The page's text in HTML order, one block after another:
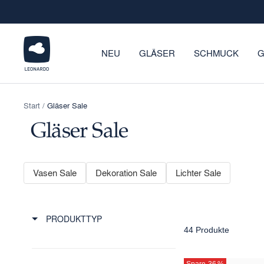
zum
NEU GLÄSER SCHMUCK
LEONARDO
Onlineshop
Start Gläser Sale
Gläser Sale
Vasen Sale Dekoration Sale Lichter Sale
PRODUKTTYP
44 Produkte